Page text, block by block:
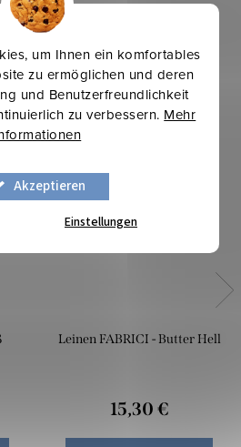
um Ihnen ein komfortables
zu ermöglichen und deren
und Benutzerfreundlichkeit
zu verbessern. Mehr
Akzeptieren
Einstellungen
Produkte
Sommerinspirationen
Leinen FABRICI - Butter Hell
15,30 €